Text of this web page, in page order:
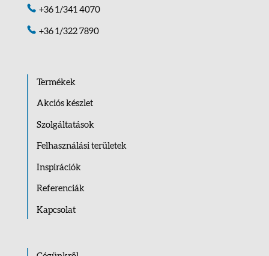
+36 1/341 4070
+36 1/322 7890
Termékek
Akciós készlet
Szolgáltatások
Felhasználási területek
Inspirációk
Referenciák
Kapcsolat